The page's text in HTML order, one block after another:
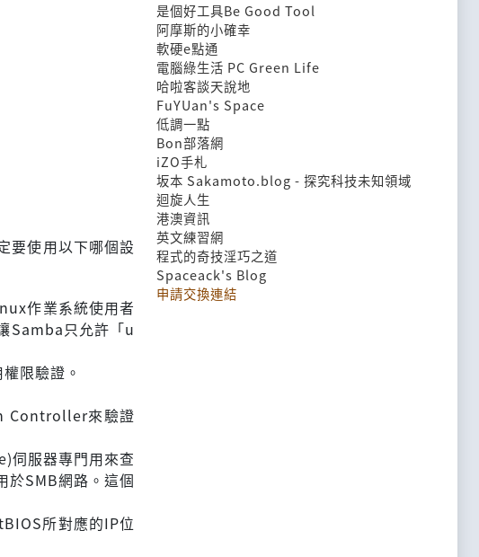
要使用以下哪個設
作業系統使用者
Samba只允許「u
限驗證。
Controller來驗證
服器專門用來查
於SMB網路。這個
所對應的IP位
是個好工具Be Good Tool
阿摩斯的小確幸
軟硬e點通
電腦綠生活 PC Green Life
哈啦客談天說地
FuYUan's Space
低調一點
Bon部落網
iZO手札
坂本 Sakamoto.blog - 探究科技未知領域
迴旋人生
港澳資訊
英文練習網
程式的奇技淫巧之道
Spaceack's Blog
申請交換連結